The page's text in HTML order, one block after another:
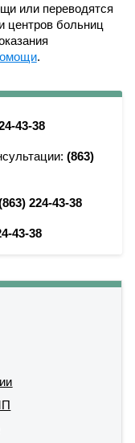
или переводятся
центров больниц
.
43-38
(863)
224-43-38
43-38